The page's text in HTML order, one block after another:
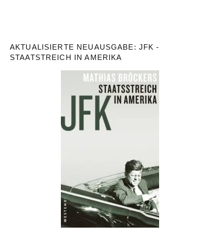
AKTUALISIERTE NEUAUSGABE: JFK -
STAATSTREICH IN AMERIKA